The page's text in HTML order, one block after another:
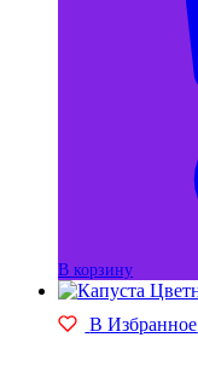
В корзину
В Избранное